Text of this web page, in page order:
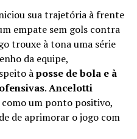
sua trajetória à frente
empate sem gols contra
trouxe à tona uma série
da equipe,
àposse de bola e à
.Ancelotti
como um ponto positivo,
de aprimorar o jogo com